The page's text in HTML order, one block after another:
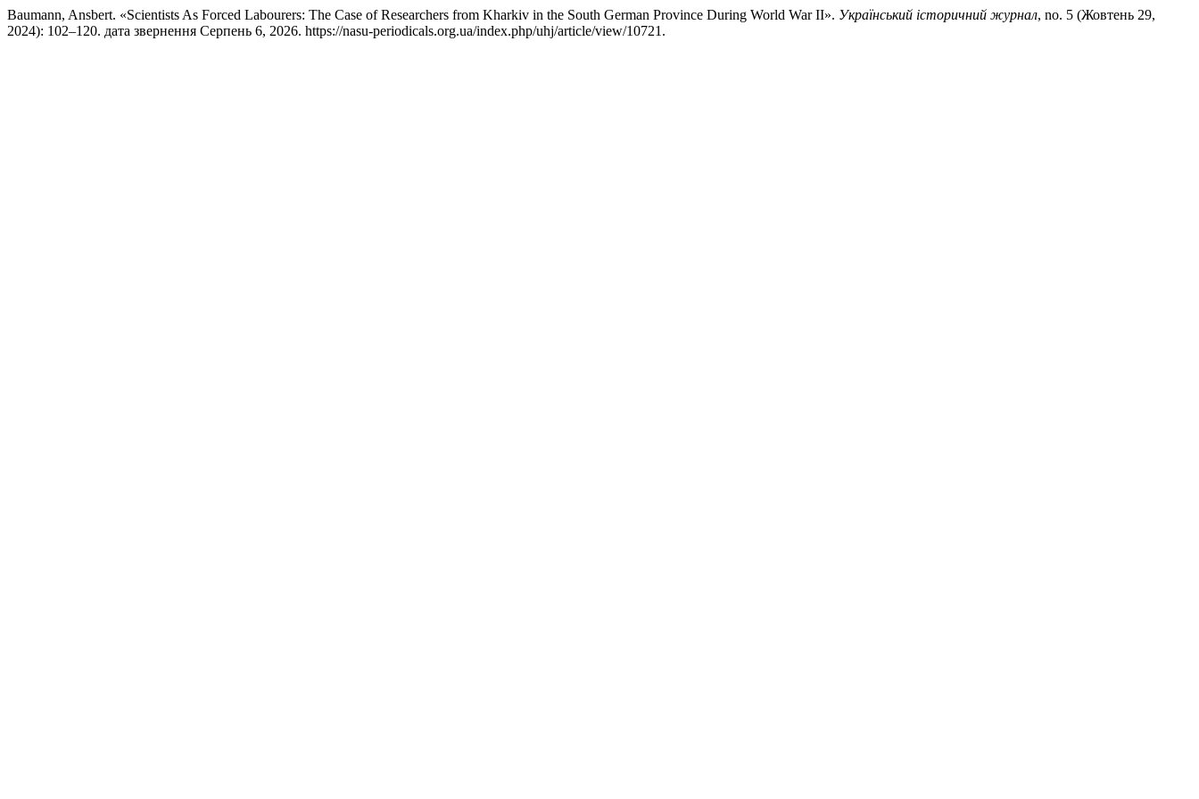
Baumann, Ansbert. «Scientists As Forced Labourers: The Case of Researchers from Kharkiv in the South German Province During World War II». Український історичний журнал, no. 5 (Жовтень 29,
2024): 102–120. дата звернення Серпень 6, 2026. https://nasu-periodicals.org.ua/index.php/uhj/article/view/10721.